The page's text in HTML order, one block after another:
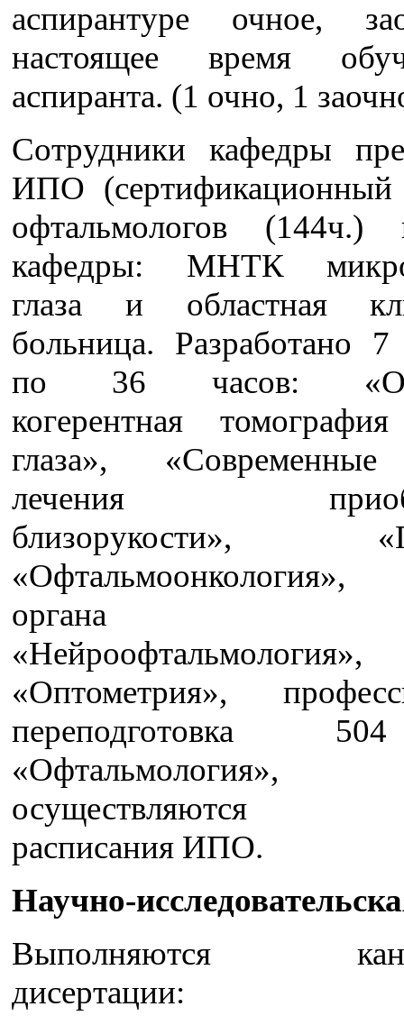
аспирантуре очное,
настоящее время
аспиранта. (1 очно, 1
Сотрудники кафедры
ИПО
офтальмологов (144ч.)
кафедры: МНТК
глаза и областная
больница. Разработано
по 36 часов:
когерентная
глаза»,
лечения
близорукости»,
органа
«Нейроофтальмология»,
«Оптометрия»,
переподготовка
«Офтальмология»,
осуществляются
расписания ИПО.
Научно-
Выполняются
дисертации: